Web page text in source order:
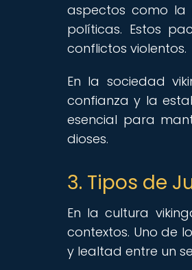
aspectos como la
políticas. Estos
conflictos violentos.
En la sociedad
confianza y la
esencial para
dioses.
3. Tipos de
En la cultura
contextos. Uno de
y lealtad entre un